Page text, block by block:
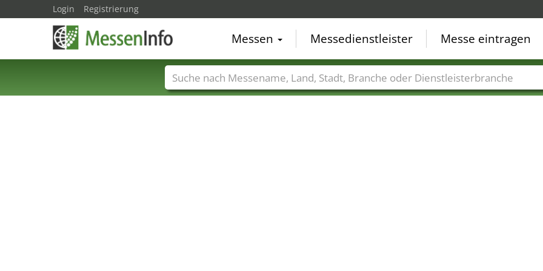
Login Registrierung
Messen Messedienstleister Messe eintragen
Messenamen Länder Städte Branchen Dienstleisterbranchen